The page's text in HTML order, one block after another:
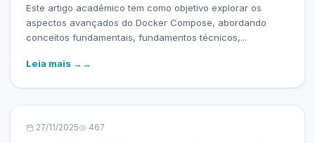
Este artigo acadêmico tem como objetivo explorar os
aspectos avançados do Docker Compose, abordando
conceitos fundamentais, fundamentos técnicos,...
Leia mais →
27/11/2025 467